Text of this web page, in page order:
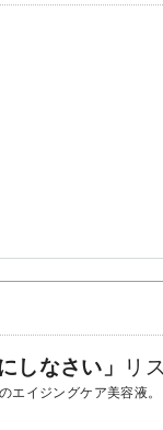
しなさい」 リ
エイジングケア美容液。